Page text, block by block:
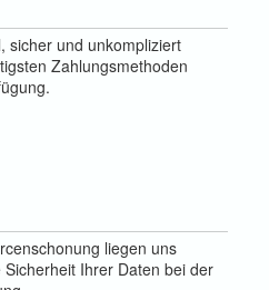
sicher und unkompliziert
Zahlungsmethoden
liegen uns
Ihrer Daten bei der